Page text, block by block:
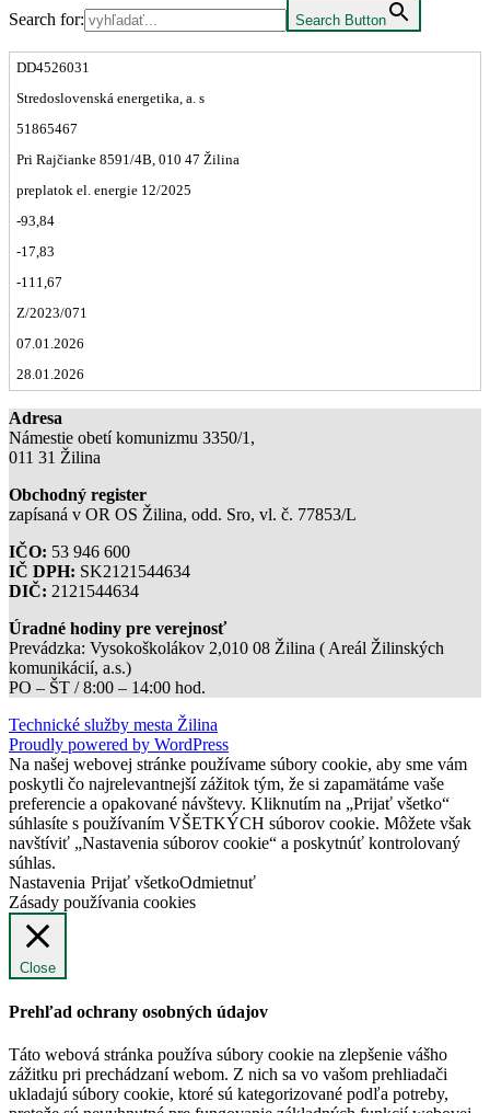
Search for: Search Button
DD4526031
Stredoslovenská energetika, a. s
51865467
Pri Rajčianke 8591/4B, 010 47 Žilina
preplatok el. energie 12/2025
-93,84
-17,83
-111,67
Z/2023/071
07.01.2026
28.01.2026
Adresa
Námestie obetí komunizmu 3350/1,
011 31 Žilina
Obchodný register
zapísaná v OR OS Žilina, odd. Sro, vl. č. 77853/L
IČO: 53 946 600
IČ DPH: SK2121544634
DIČ: 2121544634
Úradné hodiny pre verejnosť
Prevádzka: Vysokoškolákov 2,010 08 Žilina ( Areál Žilinských
komunikácií, a.s.)
PO – ŠT / 8:00 – 14:00 hod.
Technické služby mesta Žilina
Proudly powered by WordPress
Na našej webovej stránke používame súbory cookie, aby sme vám
poskytli čo najrelevantnejší zážitok tým, že si zapamätáme vaše
preferencie a opakované návštevy. Kliknutím na „Prijať všetko“
súhlasíte s používaním VŠETKÝCH súborov cookie. Môžete však
navštíviť „Nastavenia súborov cookie“ a poskytnúť kontrolovaný
súhlas.
Nastavenia Prijať všetkoOdmietnuť
Zásady používania cookies
Close
Prehľad ochrany osobných údajov
Táto webová stránka používa súbory cookie na zlepšenie vášho
zážitku pri prechádzaní webom. Z nich sa vo vašom prehliadači
ukladajú súbory cookie, ktoré sú kategorizované podľa potreby,